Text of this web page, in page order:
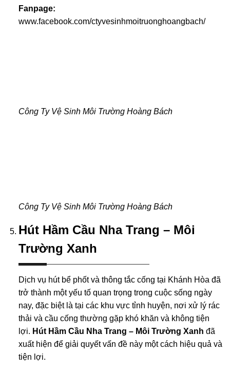
Fanpage:
www.facebook.com/ctyvesinhmoitruonghoangbach/
Công Ty Vệ Sinh Môi Trường Hoàng Bách
Công Ty Vệ Sinh Môi Trường Hoàng Bách
Hút Hầm Cầu Nha Trang – Môi
Trường Xanh
Dịch vụ hút bể phốt và thông tắc cống tại Khánh Hòa đã
trở thành một yếu tố quan trọng trong cuộc sống ngày
nay, đặc biệt là tại các khu vực tỉnh huyện, nơi xử lý rác
thải và cầu cống thường gặp khó khăn và không tiện
lợi. Hút Hầm Cầu Nha Trang – Môi Trường Xanh đã
xuất hiện để giải quyết vấn đề này một cách hiệu quả và
tiện lợi.